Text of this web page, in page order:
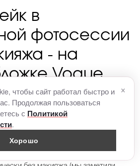
в
фотосессии
- на
Vogue
обложке она выглядит максимально
чтобы сайт работал быстро и
Продолжая пользоваться
с Политикой
.
Хорошо
×